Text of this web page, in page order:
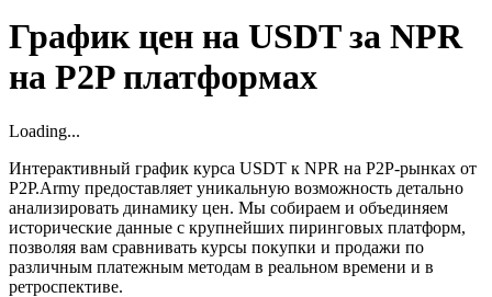
График цен на USDT за NPR
на P2P платформах
Loading...
Интерактивный график курса USDT к NPR на P2P-рынках от
P2P.Army предоставляет уникальную возможность детально
анализировать динамику цен. Мы собираем и объединяем
исторические данные с крупнейших пиринговых платформ,
позволяя вам сравнивать курсы покупки и продажи по
различным платежным методам в реальном времени и в
ретроспективе.